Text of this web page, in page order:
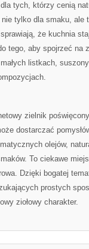
tych, którzy cenią
tylko dla smaku, ale
że kuchnia
tego, aby spojrzeć na
listkach,
zielnik
dostarczać
olejów,
To ciekawe
Dzięki bogatej
prostych
ziołowy charakter.